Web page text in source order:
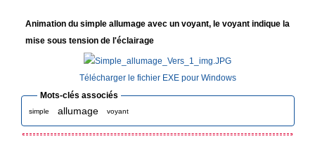
Animation du simple allumage avec un voyant, le voyant indique la
mise sous tension de l'éclairage
Télécharger le fichier EXE pour Windows
Mots-clés associés
simple allumage voyant